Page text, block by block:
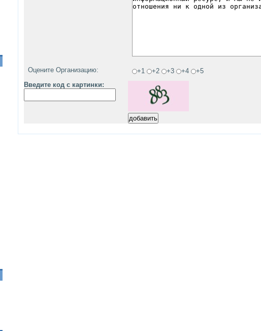
Оцените Организацию: +1 +2 +3 +4
+5
Введите код с картинки: